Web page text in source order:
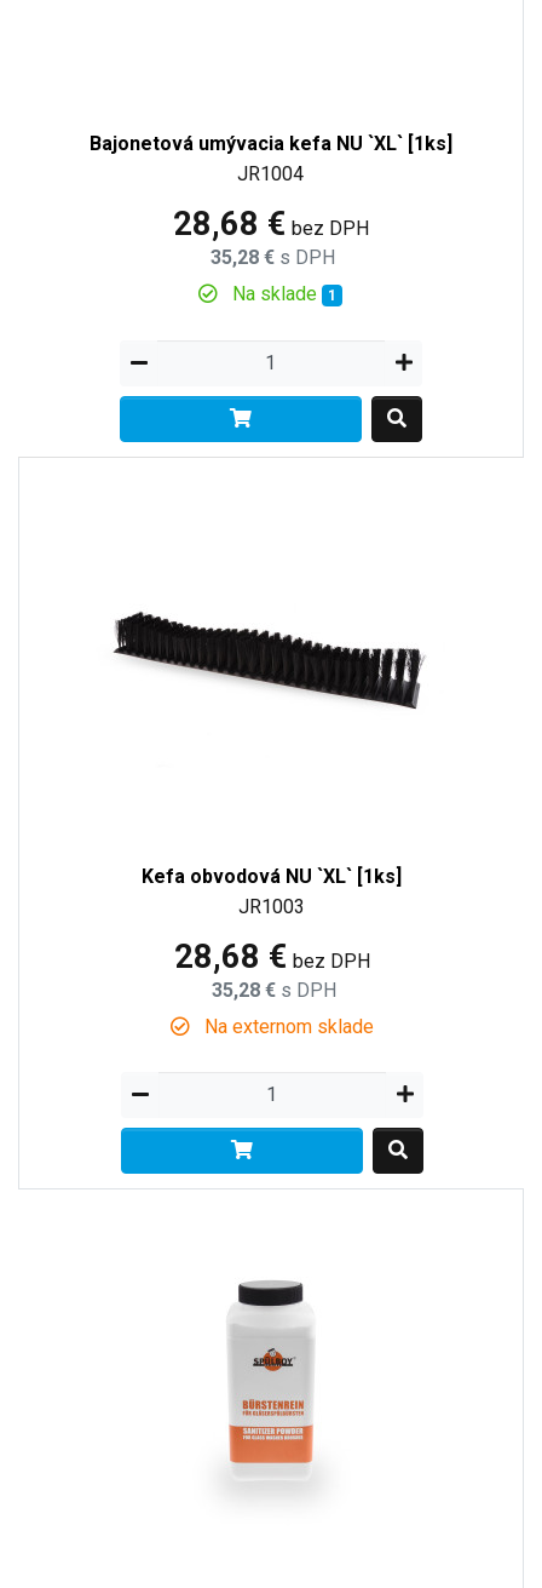
Bajonetová umývacia kefa NU `XL` [1ks]
JR1004
28,68 € bez DPH
35,28 € s DPH
Na sklade 1
Kefa obvodová NU `XL` [1ks]
JR1003
28,68 € bez DPH
35,28 € s DPH
Na externom sklade